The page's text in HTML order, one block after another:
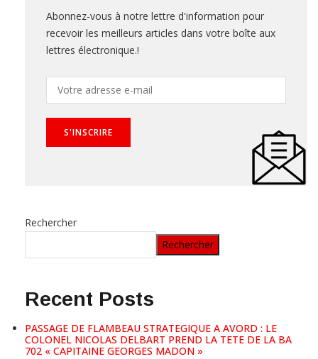
Abonnez-vous à notre lettre d'information pour
recevoir les meilleurs articles dans votre boîte aux
lettres électronique.!
Rechercher
Rechercher
Recent Posts
PASSAGE DE FLAMBEAU STRATEGIQUE A AVORD : LE
COLONEL NICOLAS DELBART PREND LA TETE DE LA BA
702 « CAPITAINE GEORGES MADON »